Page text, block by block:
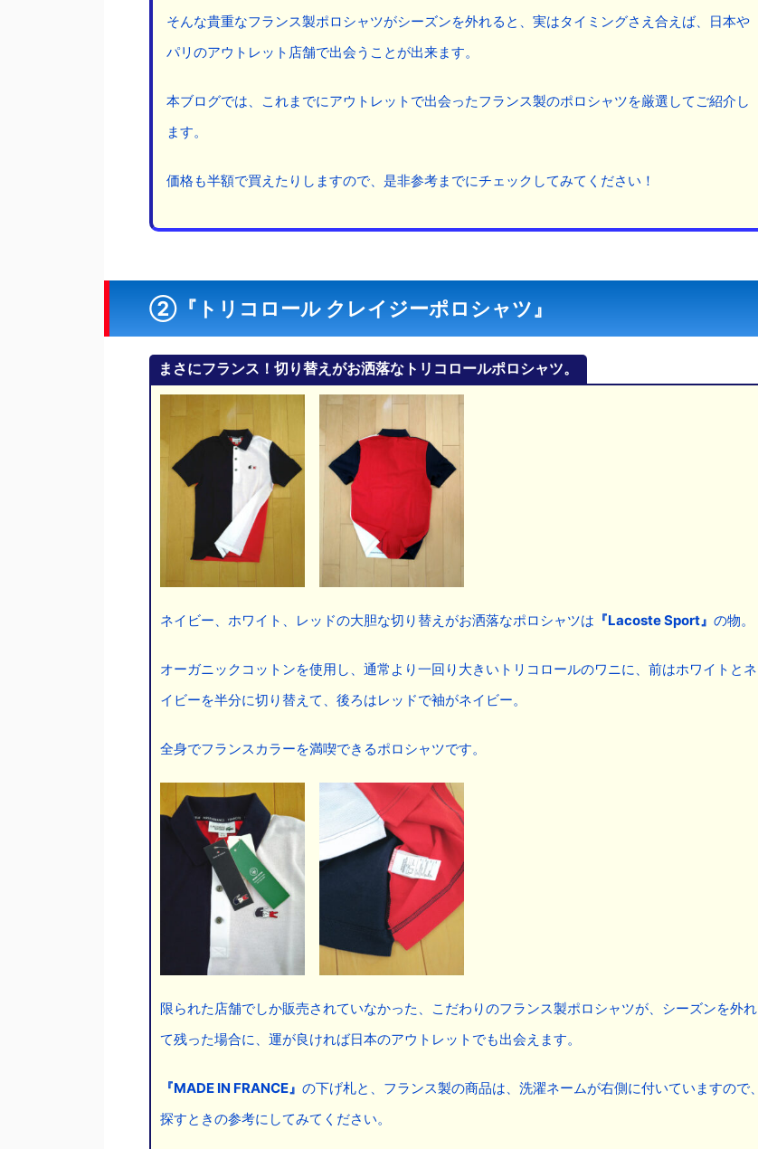
そんな貴重なフランス製ポロシャツがシーズンを外れると、実はタイミングさえ合えば、日本や
パリのアウトレット店舗で出会うことが出来ます。
本ブログでは、これまでにアウトレットで出会ったフランス製のポロシャツを厳選してご紹介し
ます。
価格も半額で買えたりしますので、是非参考までにチェックしてみてください！
②『トリコロール クレイジーポロシャツ』
まさにフランス！切り替えがお洒落なトリコロールポロシャツ。
ネイビー、ホワイト、レッドの大胆な切り替えがお洒落なポロシャツは 『Lacoste Sport』 の物。
オーガニックコットンを使用し、通常より一回り大きいトリコロールのワニに、前はホワイトとネ
イビーを半分に切り替えて、後ろはレッドで袖がネイビー。
全身でフランスカラーを満喫できるポロシャツです。
限られた店舗でしか販売されていなかった、こだわりのフランス製ポロシャツが、シーズンを外れ
て残った場合に、運が良ければ日本のアウトレットでも出会えます。
『MADE IN FRANCE』 の下げ札と、フランス製の商品は、洗濯ネームが右側に付いていますので、
探すときの参考にしてみてください。